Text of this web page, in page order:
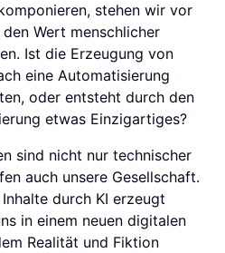
stehen wir vor
Wert menschlicher
Ist die Erzeugung von
eine Automatisierung
oder entsteht durch den
etwas Einzigartiges?
sind nicht nur technischer
auch unsere Gesellschaft.
durch KI erzeugt
in einem neuen digitalen
Realität und Fiktion